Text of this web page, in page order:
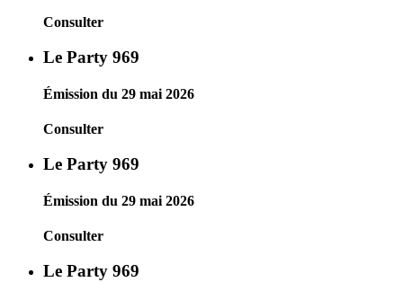
Consulter
Le Party 969
Émission du 29 mai 2026
Consulter
Le Party 969
Émission du 29 mai 2026
Consulter
Le Party 969